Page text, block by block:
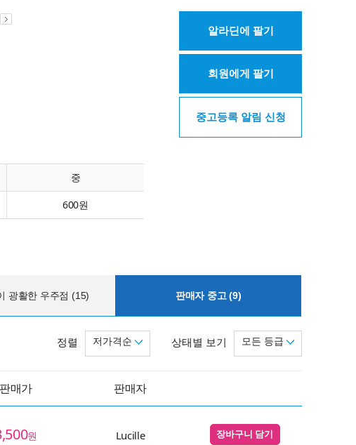
중
600원
알라딘에 팔기
회원에게 팔기
중고등록 알림 신청
광활한 우주점 (15) 판매자 중고 (9)
상태별 보기 모든 등급
정렬 저가격순
판매가 판매자
원
Lucille 장바구니 담기